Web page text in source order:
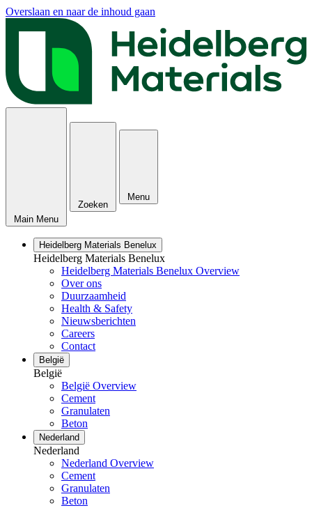
Overslaan en naar de inhoud gaan
Main Menu
Zoeken
Menu
Heidelberg Materials Benelux
Heidelberg Materials Benelux
Heidelberg Materials Benelux Overview
Over ons
Duurzaamheid
Health & Safety
Nieuwsberichten
Careers
Contact
België
België
België Overview
Cement
Granulaten
Beton
Nederland
Nederland
Nederland Overview
Cement
Granulaten
Beton